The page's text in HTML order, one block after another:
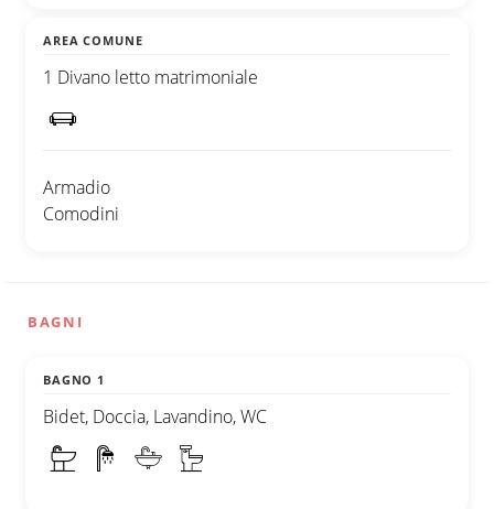
AREA COMUNE
1 Divano letto matrimoniale
Armadio
Comodini
BAGNI
BAGNO 1
Bidet, Doccia, Lavandino, WC